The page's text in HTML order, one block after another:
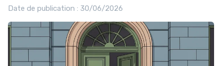
Date de publication : 30/06/2026